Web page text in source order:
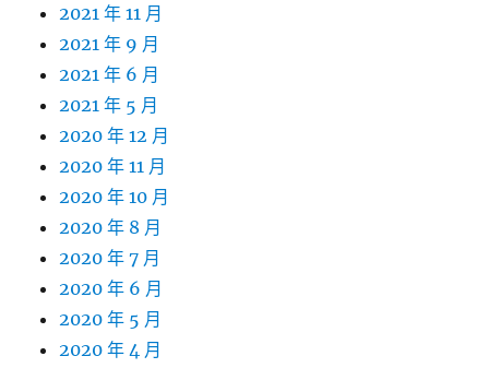
2021 年 11 月
2021 年 9 月
2021 年 6 月
2021 年 5 月
2020 年 12 月
2020 年 11 月
2020 年 10 月
2020 年 8 月
2020 年 7 月
2020 年 6 月
2020 年 5 月
2020 年 4 月